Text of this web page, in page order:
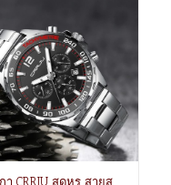
า CRRJU สุดหรู สายส